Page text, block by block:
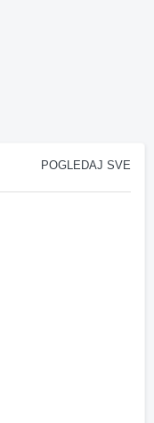
POGLEDAJ SVE